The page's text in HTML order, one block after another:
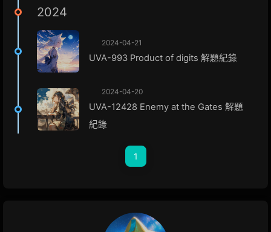
2024
2024-04-21
UVA-993 Product of digits 解題紀錄
2024-04-20
UVA-12428 Enemy at the Gates 解題
紀錄
1